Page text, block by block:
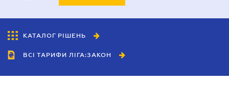
КАТАЛОГ РІШЕНЬ
ВСІ ТАРИФИ ЛІГА:ЗАКОН